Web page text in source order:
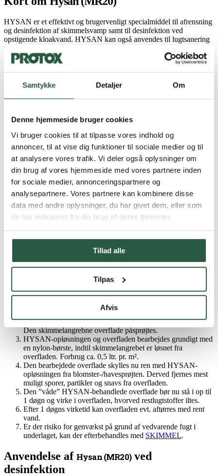
Samtykke Detaljer Om
Denne hjemmeside bruger cookies
Vi bruger cookies til at tilpasse vores indhold og
annoncer, til at vise dig funktioner til sociale medier og til
at analysere vores trafik. Vi deler også oplysninger om
din brug af vores hjemmeside med vores partnere inden
for sociale medier, annonceringspartnere og
analysepartnere. Vores partnere kan kombinere disse
data med andre oplysninger, du har givet dem, eller som
de har indsamlet fra din brug af deres tjenester.
Tillad alle
Tilpas
Afvis
HYSAN er et effektivt og brugervenligt specialmiddel til afrensning
og desinfektion af skimmelsvamp samt til desinfektion ved
opstigende kloakvand. HYSAN kan også anvendes til lugtsanering
ved gener fra bl.a. mug, skimmelsvamp, kloakvand, døde dyr og lig.
HYSAN er testet i henhold til EN-standarderne EN 1650, EN 1276
og EN 13697. HYSAN er optaget/registreret i databasen for
byggeprodukter, som kan anvendes/indgå i Svanemærket byggeri.
Må anvendes af både professionelle og private.
Anvendelse afHysan (MR20)
skimmelsvamp
Først skal årsagen til skimmelangreb identificeres og fjernes for at
undgå, at skimmelvæksten vender tilbage. Hvis årsagen ikke kan
identificeres eller fjernes anbefales behandling og forebyggelse med
SKIMMEL , inden overfladerne males eller behandles yderligere.
Overfladen med skimmelsvamp støvsuges grundigt med en
støvsuger med HEPA-filter (14). HYSAN fortyndes og påføres med
en havesprøjte. Overfladen bearbejdes med en stiv nylonbørste. Den
24 timer, hvorefter overfladen evt. aftørres med rent vand.
Sørg for god udluftning før, under og efter behandlingen.
Afrensning af skimmelsvamp med
PROTOX Metoden
Overfladen støvsuges grundigt med støvsuger med pollenfilter
HYSAN og vand opblandes i en blomster- eller havesprøjte.
Den skimmelangrebne overflade påsprøjtes.
HYSAN-opløsningen og overfladen bearbejdes grundigt med
en nylon-børste, indtil skimmelangrebet er løsnet fra
overfladen. Forbrug ca. 0,5 ltr. pr. m².
Den bearbejdede overflade skylles nu ren med HYSAN-
opløsningen fra blomster-/havesprøjten. Derved fjernes mest
muligt sporer, partikler og snavs fra overfladen.
Den ”våde” HYSAN-behandlede overflade bør nu stå i op til
1 døgn og virke i overfladen, hvorved restlugtstoffer iltes.
Efter 1 døgns virketid kan overfladen evt. aftørres med rent
vand.
Er der risiko for genvækst på grund af vedvarende fugt i
underlaget, kan der efterbehandles med SKIMMEL.
Anvendelse af Hysan (MR20)ved
desinfektion